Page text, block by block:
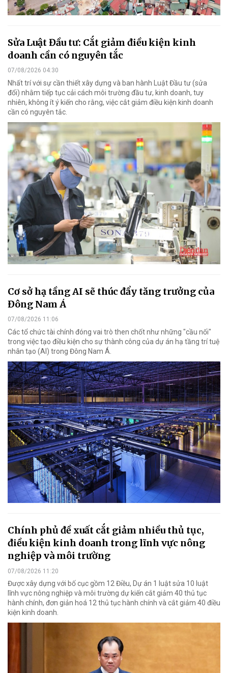
Sửa Luật Đầu tư: Cắt giảm điều kiện kinh
doanh cần có nguyên tắc
07/08/2026 04:30
Nhất trí với sự cần thiết xây dựng và ban hành Luật Đầu tư (sửa
đổi) nhằm tiếp tục cải cách môi trường đầu tư, kinh doanh, tuy
nhiên, không ít ý kiến cho rằng, việc cắt giảm điều kiện kinh doanh
cần có nguyên tắc.
Cơ sở hạ tầng AI sẽ thúc đẩy tăng trưởng của
Đông Nam Á
07/08/2026 11:06
Các tổ chức tài chính đóng vai trò then chốt như những "cầu nối"
trong việc tạo điều kiện cho sự thành công của dự án hạ tầng trí tuệ
nhân tạo (AI) trong Đông Nam Á.
Chính phủ đề xuất cắt giảm nhiều thủ tục,
điều kiện kinh doanh trong lĩnh vực nông
nghiệp và môi trường
07/08/2026 11:20
Được xây dựng với bố cục gồm 12 Điều, Dự án 1 luật sửa 10 luật
lĩnh vực nông nghiệp và môi trường dự kiến cắt giảm 40 thủ tục
hành chính, đơn giản hoá 12 thủ tục hành chính và cắt giảm 40 điều
kiện kinh doanh.